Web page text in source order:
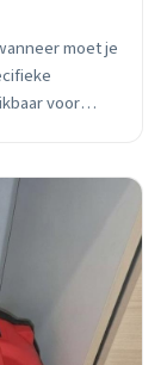
moet je
voor